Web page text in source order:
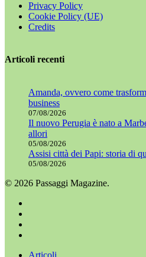
Privacy Policy
Cookie Policy (UE)
Credits
Articoli recenti
Amanda, ovvero come
business
07/08/2026
Il nuovo Perugia è nato a
allori
05/08/2026
Assisi città dei Papi: storia di
05/08/2026
© 2026 Passaggi Magazine.
Chiudi Articoli